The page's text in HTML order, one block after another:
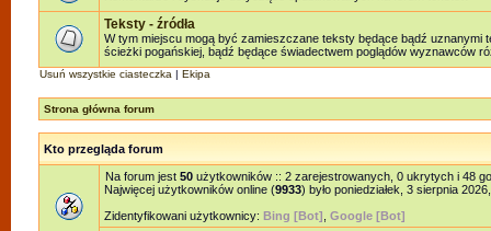
Teksty - źródła
W tym miejscu mogą być zamieszczane teksty będące bądź uznanymi
ścieżki pogańskiej, bądź będące świadectwem poglądów wyznawców
Usuń wszystkie ciasteczka | Ekipa
Strona główna forum
Kto przegląda forum
Na forum jest 50 użytkowników :: 2 zarejestrowanych, 0 ukrytych i 48
Najwięcej użytkowników online (9933) było poniedziałek, 3 sierpnia
Zidentyfikowani użytkownicy: Bing [Bot] Google [Bot]